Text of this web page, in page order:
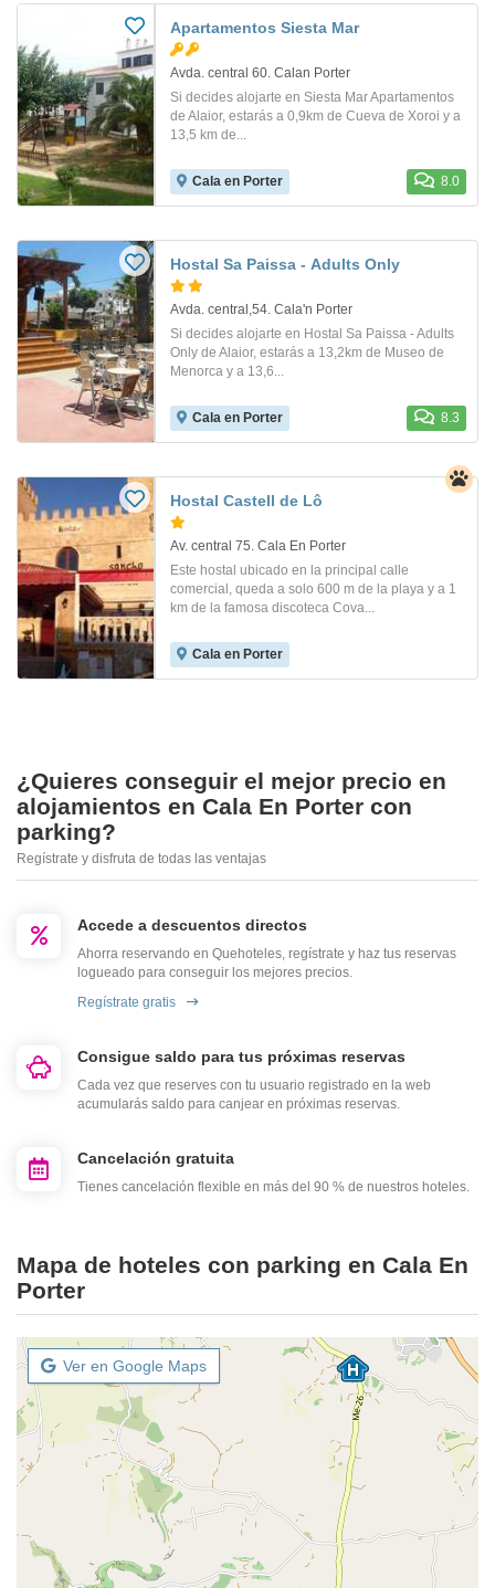
Apartamentos Siesta Mar
Avda. central 60. Calan Porter
Si decides alojarte en Siesta Mar Apartamentos
de Alaior, estarás a 0,9km de Cueva de Xoroi y a
13,5 km de...
Cala en Porter 8.0
Hostal Sa Paissa - Adults Only
Avda. central,54. Cala'n Porter
Si decides alojarte en Hostal Sa Paissa - Adults
Only de Alaior, estarás a 13,2km de Museo de
Menorca y a 13,6...
Cala en Porter 8.3
Hostal Castell de Lô
Av. central 75. Cala En Porter
Este hostal ubicado en la principal calle
comercial, queda a solo 600 m de la playa y a 1
km de la famosa discoteca Cova...
Cala en Porter
¿Quieres conseguir el mejor precio en
alojamientos en Cala En Porter con
parking?
Regístrate y disfruta de todas las ventajas
Accede a descuentos directos
Ahorra reservando en Quehoteles, regístrate y haz tus reservas
logueado para conseguir los mejores precios.
Regístrate gratis
Consigue saldo para tus próximas reservas
Cada vez que reserves con tu usuario registrado en la web
acumularás saldo para canjear en próximas reservas.
Cancelación gratuita
Tienes cancelación flexible en más del 90 % de nuestros hoteles.
Mapa de hoteles con parking en Cala En
Porter
Ver en Google Maps